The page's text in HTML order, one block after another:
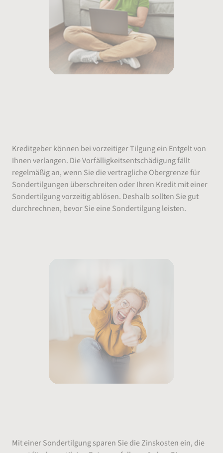
Kreditgeber können bei vorzeitiger Tilgung ein Entgelt von
Ihnen verlangen. Die Vorfälligkeitsentschädigung fällt
regelmäßig an, wenn Sie die vertragliche Obergrenze für
Sondertilgungen überschreiten oder Ihren Kredit mit einer
Sondertilgung vorzeitig ablösen. Deshalb sollten Sie gut
durchrechnen, bevor Sie eine Sondertilgung leisten.
Mit einer Sondertilgung sparen Sie die Zinskosten ein, die